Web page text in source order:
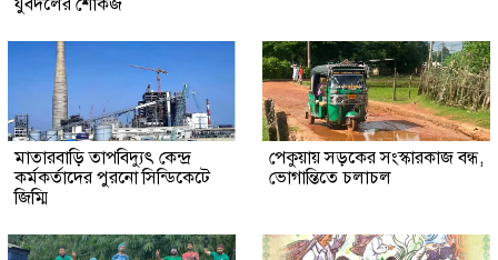
মাতারবাড়ি তাপবিদ্যুৎ কেন্দ্র
কর্মকর্তাদের পুরনো সিন্ডিকেটে
জিম্মি
পেকুয়ায় সড়কের সংস্কারকাজ বন্ধ,
ভোগান্তিতে চলাচল